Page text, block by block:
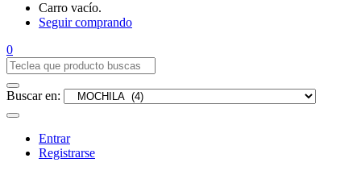
Carro vacío.
Seguir comprando
0
Buscar en:
Entrar
Registrarse